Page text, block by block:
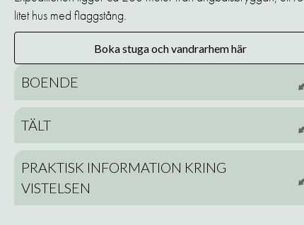
litet hus med flaggstång.
Boka stuga och vandrarhem här
BOENDE
TÄLT
PRAKTISK INFORMATION KRING
VISTELSEN